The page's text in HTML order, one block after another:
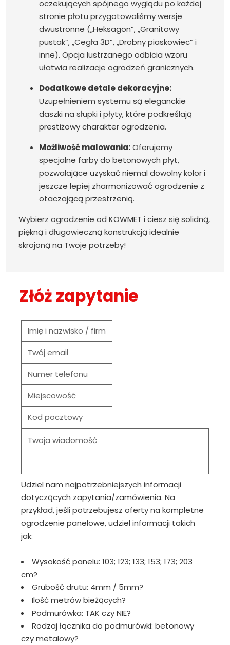
oczekujących spójnego wyglądu po każdej
stronie płotu przygotowaliśmy wersje
dwustronne („Heksagon”, „Granitowy
pustak”, „Cegła 3D”, „Drobny piaskowiec” i
inne). Opcja lustrzanego odbicia wzoru
ułatwia realizacje ogrodzeń granicznych.
Dodatkowe detale dekoracyjne:
Uzupełnieniem systemu są eleganckie
daszki na słupki i płyty, które podkreślają
prestiżowy charakter ogrodzenia.
Możliwość malowania:Oferujemy
specjalne farby do betonowych płyt,
pozwalające uzyskać niemal dowolny kolor i
jeszcze lepiej zharmonizować ogrodzenie z
otaczającą przestrzenią.
Wybierz ogrodzenie od KOWMET i ciesz się solidną,
piękną i długowieczną konstrukcją idealnie
skrojoną na Twoje potrzeby!
Złóż zapytanie
Udziel nam najpotrzebniejszych informacji
dotyczących zapytania/zamówienia. Na
przykład, jeśli potrzebujesz oferty na kompletne
ogrodzenie panelowe, udziel informacji takich
jak:
Wysokość panelu: 103; 123; 133; 153; 173; 203
cm?
Grubość drutu: 4mm / 5mm?
Ilość metrów bieżących?
Podmurówka: TAK czy NIE?
Rodzaj łącznika do podmurówki: betonowy
czy metalowy?